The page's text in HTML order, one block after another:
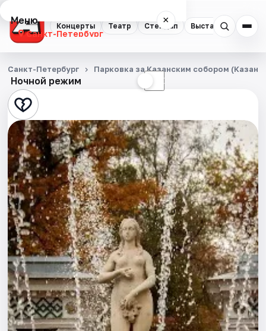
Концерты Театр Стендап Выставки
Меню ×
Санкт-Петербург
Концерты
Театр
Стендап
Выставки
Квесты
Экскурсии
Спорт
События
Города
Площадки
Ночной режим ☾
Санкт-Петербург Парковка за Казанским собором